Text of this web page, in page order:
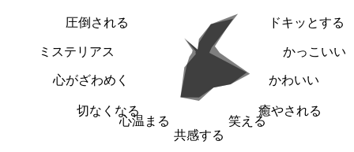
ドキッとする
かっこいい
かわいい
癒やされる
笑える
共感する
心温まる
切なくなる
心がざわめく
ミステリアス
圧倒される